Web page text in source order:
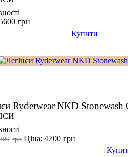
грн
Купити
Ryderwear NKD
грн грн
Ціна: 4700